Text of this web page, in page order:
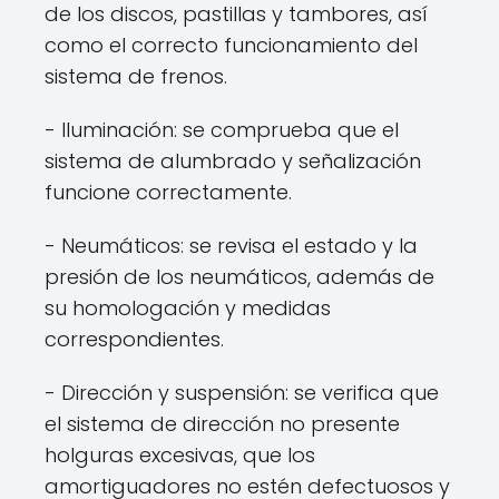
de los discos, pastillas y tambores, así
como el correcto funcionamiento del
sistema de frenos.
- Iluminación: se comprueba que el
sistema de alumbrado y señalización
funcione correctamente.
- Neumáticos: se revisa el estado y la
presión de los neumáticos, además de
su homologación y medidas
correspondientes.
- Dirección y suspensión: se verifica que
el sistema de dirección no presente
holguras excesivas, que los
amortiguadores no estén defectuosos y